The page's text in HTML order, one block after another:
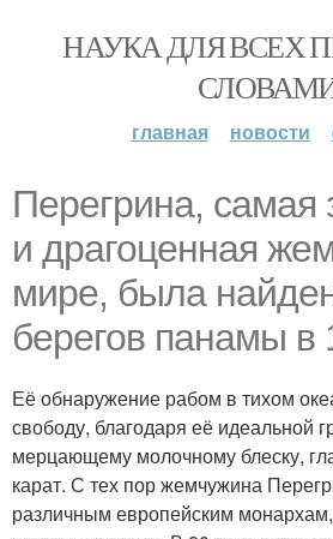
НАУКА ДЛЯ ВСЕХ
главная новости
Перегрина, самая
и драгоценная
мире, была
берегов панамы в
Её обнаружение рабом в тихом
свободу, благодаря её идеальной
мерцающему молочному блеску,
карат. С тех пор жемчужина
различным европейским